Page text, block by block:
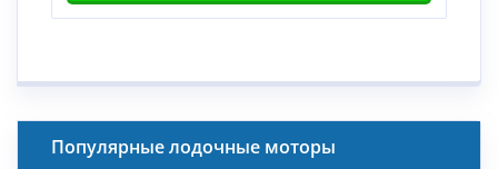
Популярные лодочные моторы